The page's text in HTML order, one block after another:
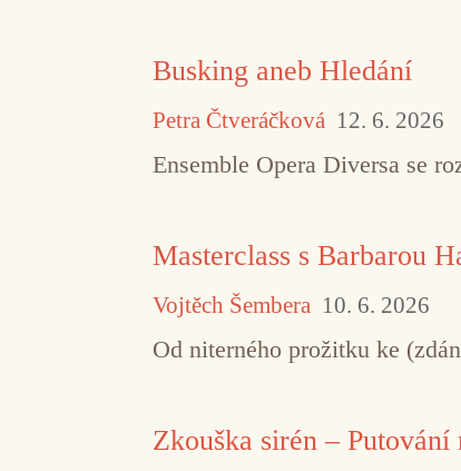
Busking aneb Hledání
Petra Čtveráčková 12. 6. 2026
Ensemble Opera Diversa se
Masterclass s Barbarou
Vojtěch Šembera 10. 6. 2026
Od niterného prožitku ke
Zkouška sirén –